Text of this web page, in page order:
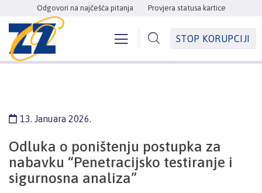
Odgovori na najčešća pitanja Provjera statusa kartice
STOP KORUPCIJI
13. Januara 2026.
Odluka o poništenju postupka za
nabavku “Penetracijsko testiranje i
sigurnosna analiza”